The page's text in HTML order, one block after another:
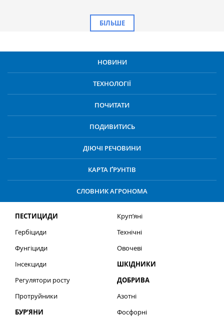
БІЛЬШЕ
НОВИНИ
ТЕХНОЛОГІЇ
ПОЧИТАТИ
ПОДИВИТИСЬ
ДІЮЧІ РЕЧОВИНИ
КАРТА ҐРУНТІВ
СЛОВНИК АГРОНОМА
ПЕСТИЦИДИ
Гербіциди
Фунгіциди
Інсекциди
Регулятори росту
Протруйники
БУР’ЯНИ
Круп’яні
Технічні
Овочеві
ШКІДНИКИ
ДОБРИВА
Азотні
Фосфорні